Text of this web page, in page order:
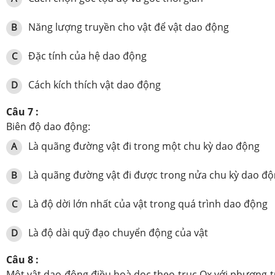
B Năng lượng truyền cho vật để vật dao động
C Đặc tính của hệ dao động
D
Cách kích thích vật dao động
Câu 7 :
Biên độ dao động:
A Là quãng đường vật đi trong một chu kỳ dao động
B Là quãng đường vật đi được trong nửa chu kỳ dao
C Là độ dời lớn nhất của vật trong quá trình dao động
D Là độ dài quỹ đạo chuyển động của vật
Câu 8 :